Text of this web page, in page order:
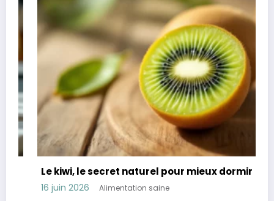
Le kiwi, le secret naturel pour mieux dormir
16 juin 2026 Alimentation saine